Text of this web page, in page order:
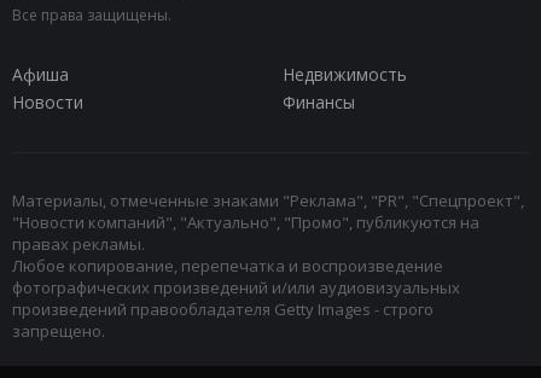
Все права защищены.
Афиша
Недвижимость
Новости
Финансы
Материалы, отмеченные знаками "Реклама", "PR", "Спецпроект",
"Новости компаний", "Актуально", "Промо", публикуются на
правах рекламы.
Любое копирование, перепечатка и воспроизведение
фотографических произведений и/или аудиовизуальных
произведений правообладателя Getty Images - строго
запрещено.